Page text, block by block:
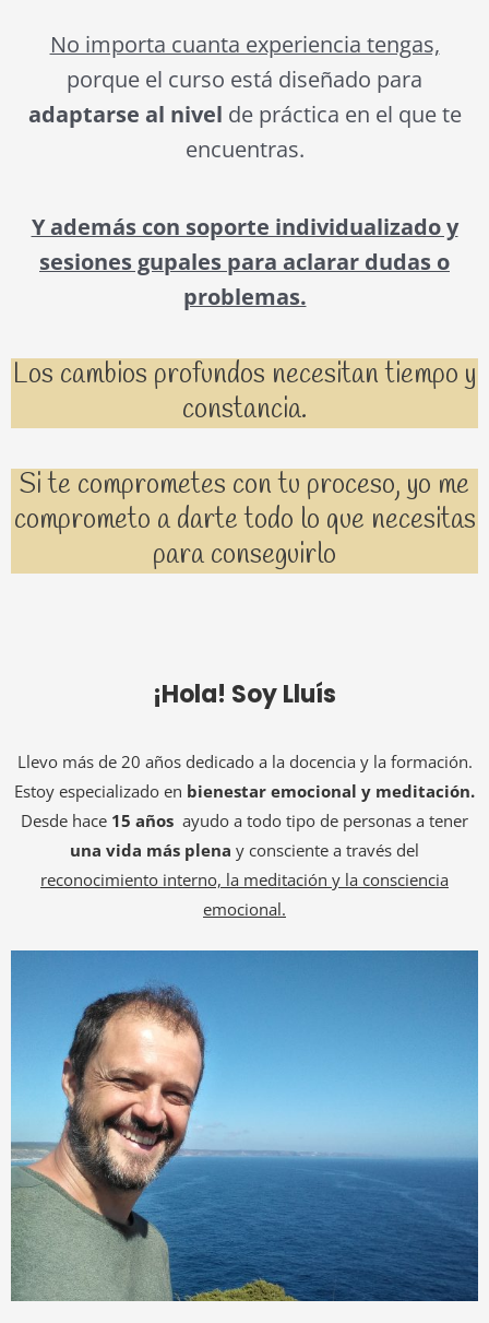
No importa cuanta experiencia tengas,
porque el curso está diseñado para
adaptarse al nivel de práctica en el que te
encuentras.
Y además con soporte individualizado y
sesiones gupales para aclarar dudas o
problemas.
Los cambios profundos necesitan tiempo y
constancia.
Si te comprometes con tu proceso, yo me
comprometo a darte todo lo que necesitas
para conseguirlo
¡Hola! Soy Lluís
Llevo más de 20 años dedicado a la docencia y la formación.
Estoy especializado en bienestar emocional y meditación.
Desde hace 15 años ayudo a todo tipo de personas a tener
una vida más plena y consciente a través del
reconocimiento interno, la meditación y la consciencia
emocional.